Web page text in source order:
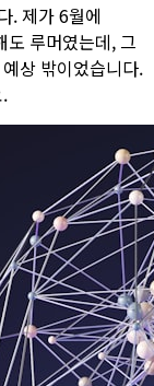
. 제가 6월에
도 루머였는데, 그
상 밖이었습니다.